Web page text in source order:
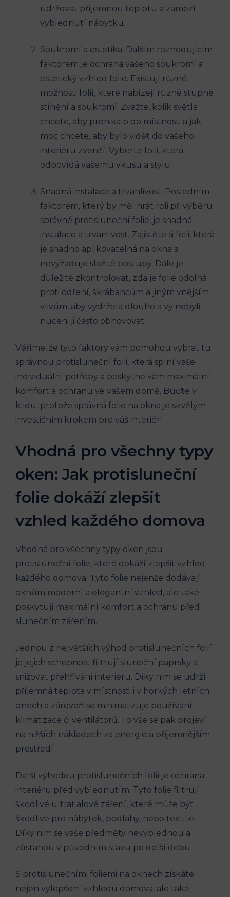
udržovat příjemnou teplotu a zamezí
vyblednutí nábytku.
Soukromí a estetika: Dalším rozhodujícím
faktorem je ochrana vašeho soukromí a
estetický vzhled folie. Existují různé
možnosti folií, které nabízejí různé stupně
stínění a soukromí. Zvažte, kolik světla
chcete, aby pronikalo do místnosti a jak
moc chcete, aby bylo vidět do vašeho
interiéru zvenčí. Vyberte folii, která
odpovídá vašemu vkusu a stylu.
Snadná instalace a trvanlivost: Posledním
faktorem, který by měl hrát roli při výběru
správné protisluneční folie, je snadná
instalace a trvanlivost. Zajistěte si folii, která
je snadno aplikovatelná na okna a
nevyžaduje složité postupy. Dále je
důležité zkontrolovat, zda je folie odolná
proti odření, škrábancům a jiným vnějším
vlivům, aby vydržela dlouho a vy nebyli
nuceni ji často obnovovat.
Věříme, že tyto faktory vám pomohou vybrat tu
správnou protisluneční folii, která splní vaše
individuální potřeby a poskytne vám maximální
komfort a ochranu ve vašem domě. Buďte v
klidu, protože správná folie na okna je skvělým
investičním krokem pro váš interiér!
Vhodná pro všechny typy
oken: Jak protisluneční
folie dokáží zlepšit
vzhled každého domova
Vhodná pro všechny typy oken jsou
protisluneční folie, které dokáží zlepšit vzhled
každého domova. Tyto folie nejenže dodávají
oknům moderní a elegantní vzhled, ale také
poskytují maximální komfort a ochranu před
slunečním zářením.
Jednou z největších výhod protislunečních folií
je jejich schopnost filtrují sluneční paprsky a
snižovat přehřívání interiéru. Díky nim se udrží
příjemná teplota v místnosti i v horkých letních
dnech a zároveň se minimalizuje používání
klimatizace či ventilátorů. To vše se pak projeví
na nižších nákladech za energie a příjemnějším
prostředí.
Další výhodou protislunečních folií je ochrana
interiéru před vyblednutím. Tyto folie filtrují
škodlivé ultrafialové záření, které může být
škodlivé pro nábytek, podlahy, nebo textilie.
Díky nim se vaše předměty nevyblednou a
zůstanou v původním stavu po delší dobu.
S protislunečními foliemi na oknech získáte
nejen vylepšení vzhledu domova, ale také